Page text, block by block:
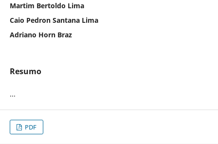
Martim Bertoldo Lima
Caio Pedron Santana Lima
Adriano Horn Braz
Resumo
...
PDF